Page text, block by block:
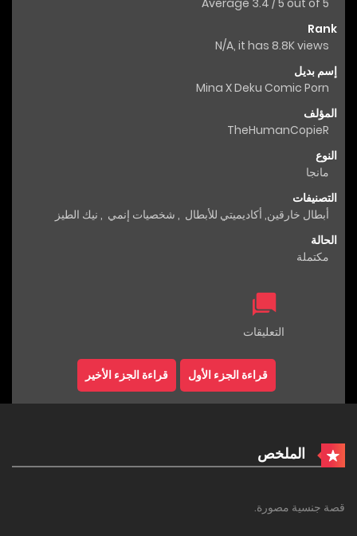
Average 3.4 /5 out of 5
Rank
N/A, it has 8.8K views
إسم بديل
Mina X Deku Comic Porn
المؤلف
TheHumanCopieR
النوع
مانجا
التصنيفات
أبطال خارقين, أكاديميتي للأبطال , شخصيات إنمي , نيك الطيز
الحالة
مكتملة
التعليقات
قراءة الجزء الأول قراءة الجزء الأخير
الملخص
قصة جنسية مصورة.